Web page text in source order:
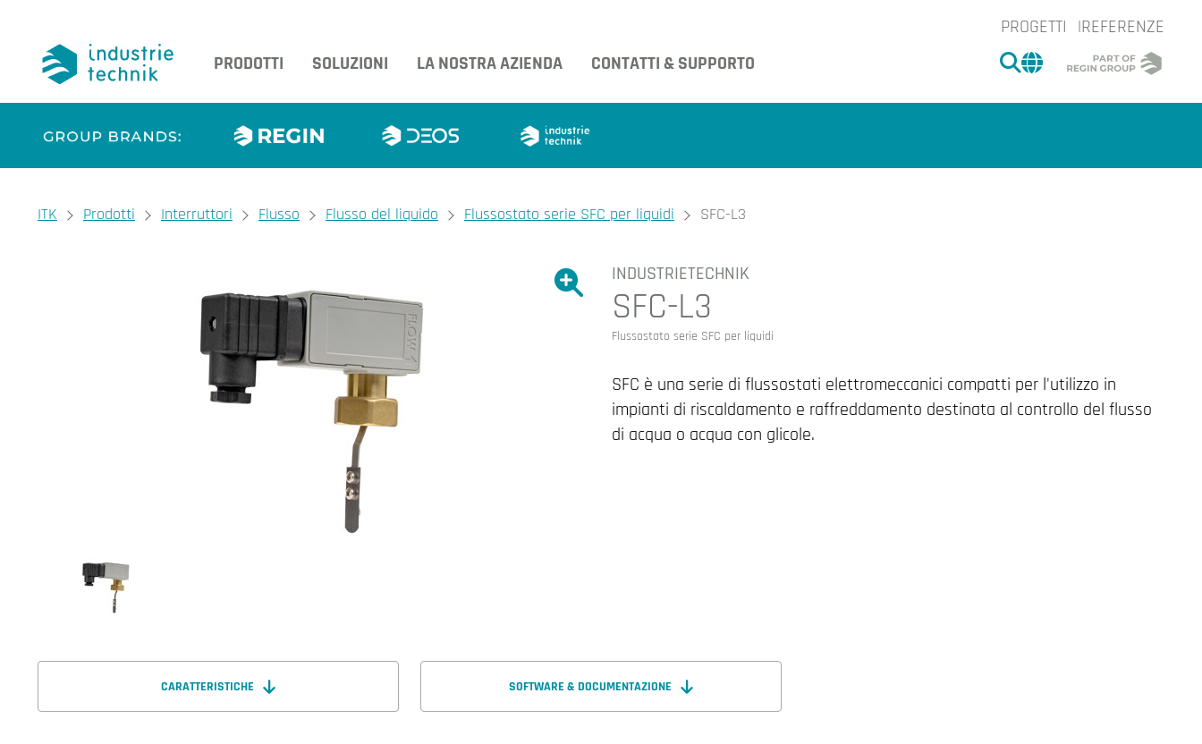
PROGETTI
REFERENZE
PRODOTTI
SOLUZIONI LA NOSTRA AZIENDA CONTATTI & SUPPORTO CERCA
CHANGE MARKET
You are here:
ITK Prodotti Interruttori Flusso Flusso del liquido Flussostato serie SFC per liquidi SFC-L3
Ingrandire l'immagine.
Ingrandire l'immagine.
INDUSTRIETECHNIK
SFC-L3
Flussostato serie SFC per liquidi
SFC è una serie di flussostati elettromeccanici compatti per l'utilizzo in
impianti di riscaldamento e raffreddamento destinata al controllo del flusso
di acqua o acqua con glicole.
CARATTERISTICHE SOFTWARE & DOCUMENTAZIONE